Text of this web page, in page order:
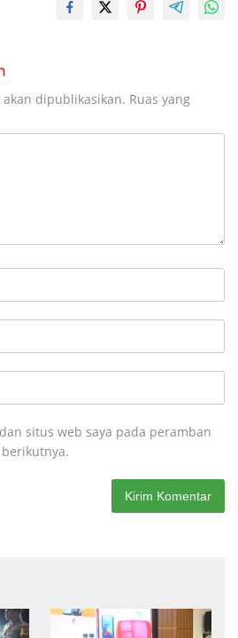
dipublikasikan. Ruas yang
situs web saya pada peramban